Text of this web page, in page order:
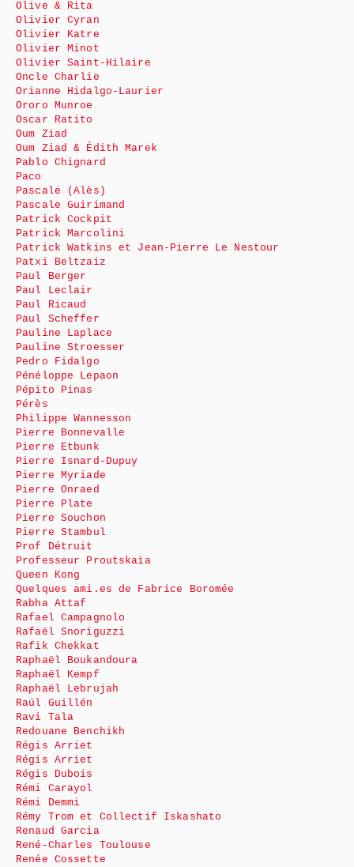
Olive & Rita
Olivier Cyran
Olivier Katre
Olivier Minot
Olivier Saint-Hilaire
Oncle Charlie
Orianne Hidalgo-Laurier
Ororo Munroe
Oscar Ratito
Oum Ziad
Oum Ziad & Édith Marek
Pablo Chignard
Paco
Pascale (Alès)
Pascale Guirimand
Patrick Cockpit
Patrick Marcolini
Patrick Watkins et Jean-Pierre Le Nestour
Patxi Beltzaiz
Paul Berger
Paul Leclair
Paul Ricaud
Paul Scheffer
Pauline Laplace
Pauline Stroesser
Pedro Fidalgo
Pénéloppe Lepaon
Pépito Pinas
Pérès
Philippe Wannesson
Pierre Bonnevalle
Pierre Etbunk
Pierre Isnard-Dupuy
Pierre Myriade
Pierre Onraed
Pierre Plate
Pierre Souchon
Pierre Stambul
Prof Détruit
Professeur Proutskaïa
Queen Kong
Quelques ami.es de Fabrice Boromée
Rabha Attaf
Rafael Campagnolo
Rafaël Snoriguzzi
Rafik Chekkat
Raphaël Boukandoura
Raphaël Kempf
Raphaël Lebrujah
Raúl Guillén
Ravi Tala
Redouane Benchikh
Régis Arriet
Régis Arriet
Régis Dubois
Rémi Carayol
Rémi Demmi
Rémy Trom et Collectif Iskashato
Renaud Garcia
René-Charles Toulouse
Renée Cossette